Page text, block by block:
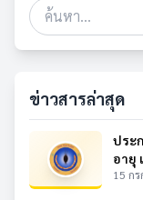
ข่าวสารล่าสุด
ประ
อายุ
15 ก